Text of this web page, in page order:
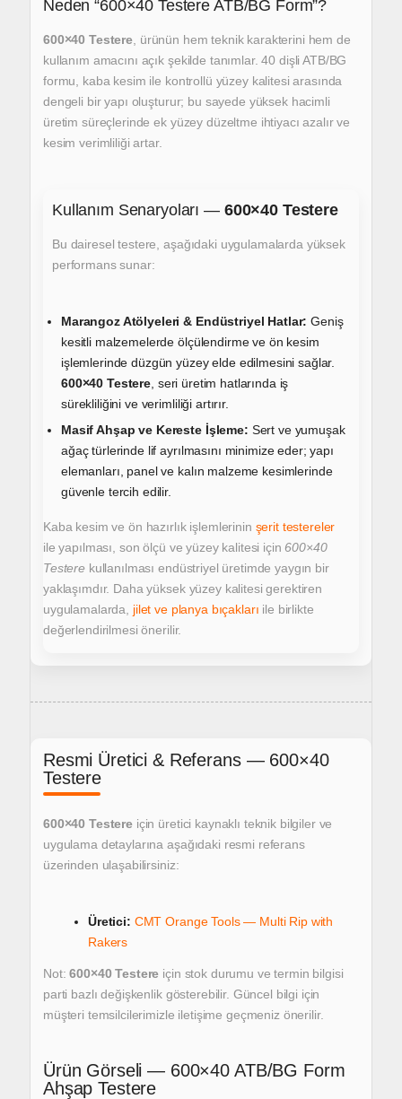
Neden “600×40 Testere ATB/BG Form”?
600×40 Testere ürünün hem teknik karakterini hem de
kullanım amacını açık şekilde tanımlar. 40 dişli ATB/BG
formu,
kaba kesim ile kontrollü yüzey kalitesi arasında
dengeli bir yapı oluşturur; bu sayede yüksek hacimli
üretim süreçlerinde ek yüzey düzeltme ihtiyacı azalırve
kesim verimliliği artar.
Kullanım Senaryoları — 600×40 Testere
Bu dairesel testere, aşağıdaki uygulamalarda yüksek
performans sunar:
Marangoz Atölyeleri & Endüstriyel Hatlar: Geniş
kesitli malzemelerde ölçülendirme ve ön kesim
işlemlerinde düzgün yüzey elde edilmesini sağlar.
600×40 Testere seri üretim hatlarında iş
sürekliliğini ve verimliliği artırır.
Masif Ahşap ve Kereste İşleme: Sert ve yumuşak
ağaç türlerinde lif ayrılmasını minimize eder; yapı
elemanları, panel ve kalın malzeme kesimlerinde
güvenle tercih edilir.
Kaba kesim ve ön hazırlık işlemlerinin şerit testereler
ile yapılması, son ölçü ve yüzey kalitesi için 600×40
Testere kullanılması endüstriyel üretimde yaygın bir
yaklaşımdır. Daha yüksek yüzey kalitesi gerektiren
uygulamalarda,
jilet ve planya bıçakları ile birlikte
değerlendirilmesi önerilir.
Resmi Üretici & Referans — 600×40
Testere
600×40 Testere için üretici kaynaklı teknik bilgiler ve
uygulama detaylarına aşağıdaki resmi referans
üzerinden ulaşabilirsiniz:
Üretici: CMT Orange Tools — Multi Rip with
Rakers
Not:600×40 Testere için stok durumu ve termin bilgisi
parti bazlı değişkenlik gösterebilir. Güncel bilgi için
müşteri temsilcilerimizle iletişime geçmeniz önerilir.
Ürün Görseli — 600×40 ATB/BG Form
Ahşap Testere